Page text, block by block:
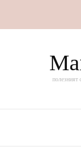
полезният